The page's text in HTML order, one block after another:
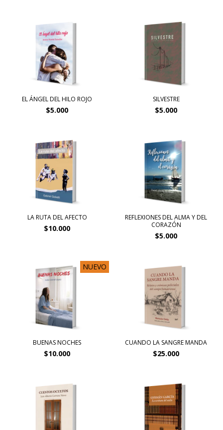
EL ÁNGEL DEL HILO ROJO
$5.000
SILVESTRE
$5.000
LA RUTA DEL AFECTO
$10.000
REFLEXIONES DEL ALMA Y DEL
CORAZÓN
$5.000
NUEVO
BUENAS NOCHES
$10.000
CUANDO LA SANGRE MANDA
$25.000